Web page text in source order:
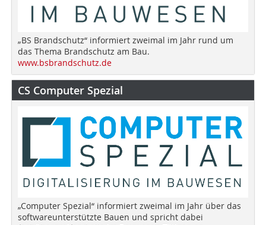
„BS Brandschutz“ informiert zweimal im Jahr rund um
das Thema Brandschutz am Bau.
www.bsbrandschutz.de
CS Computer Spezial
„Computer Spezial“ informiert zweimal im Jahr über das
softwareunterstützte Bauen und spricht dabei